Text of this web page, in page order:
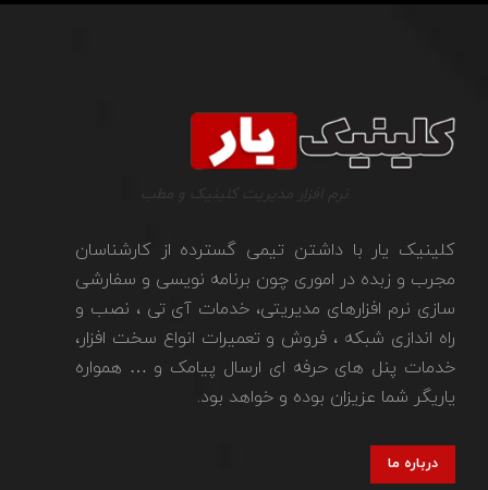
کلینیک یار با داشتن تیمی گسترده از کارشناسان
مجرب و زبده در اموری چون برنامه نویسی و سفارشی
سازی نرم افزارهای مدیریتی، خدمات آی تی ، نصب و
راه اندازی شبکه ، فروش و تعمیرات انواع سخت افزار،
خدمات پنل های حرفه ای ارسال پیامک و … همواره
یاریگر شما عزیزان بوده و خواهد بود.
درباره ما